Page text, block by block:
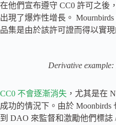
在他們宣布遵守 CC0 許可之後
出現了爆炸性增長。
品集是由於該許可證而得以實現
Derivative example:
CC0 不會逐漸消失 ，尤其是在
成功的情況下。由於
到 DAO 來監督和激勵他們標誌